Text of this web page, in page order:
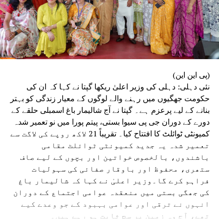
(پی این این)
نئی دہلی: دہلی کی وزیر اعلیٰ ریکھا گپتا نے کہا کہ ان کی
حکومت جھگیوں میں رہنے والے لوگوں کے معیار زندگی کو بہتر
بنانے کے لیے پرعزم ہے۔ گپتا نے آج شالیمار باغ اسمبلی حلقے کے
دورے کے دوران جی پی سیوا بستی، پیتم پورا میں نو تعمیر شدہ
کمیونٹی ٹوائلٹ کا افتتاح کیا۔ تقریباً 21 لاکھ روپے کی لاگت سے
تعمیر شدہ یہ جدید کمیونٹی ٹوائلٹ مقامی
باشندوں، بالخصوص خواتین اور بچوں کے لیے صاف
ستھری، محفوظ اور باوقار صفائی کی سہولیات
فراہم کرے گا۔وزیر اعلیٰ نے کہا کہ شالیمار باغ
کی جھگی بستی میں منعقدہ عوامی اجتماع کے دوران
انہوں نے ترقی اور عوامی بہبود کے جو وعدے کیے
تھے، آج وہ زمین پر سچ ثابت ہو رہے ہیں۔